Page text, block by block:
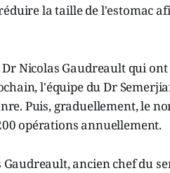
la taille de l'estomac
Nicolas Gaudreault qui ont
l'équipe du Dr
Puis, graduellement, le
opérations annuellement.
ancien chef du